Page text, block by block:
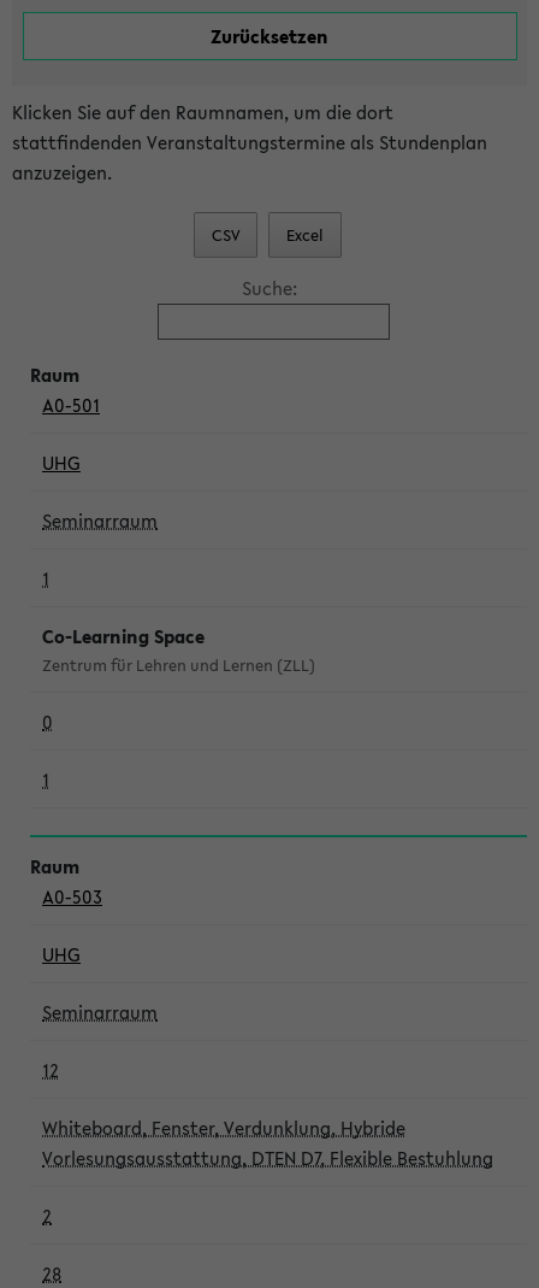
Klicken Sie auf den Raumnamen, um die dort
stattfindenden Veranstaltungstermine als Stundenplan
anzuzeigen.
CSV Excel
Suche:
A0-501
UHG
Seminarraum
1
Co-Learning Space
Zentrum für Lehren und Lernen (ZLL)
0
1
A0-503
UHG
Seminarraum
12
Whiteboard, Fenster, Verdunklung, Hybride
Vorlesungsausstattung, DTEN D7, Flexible Bestuhlung
2
28